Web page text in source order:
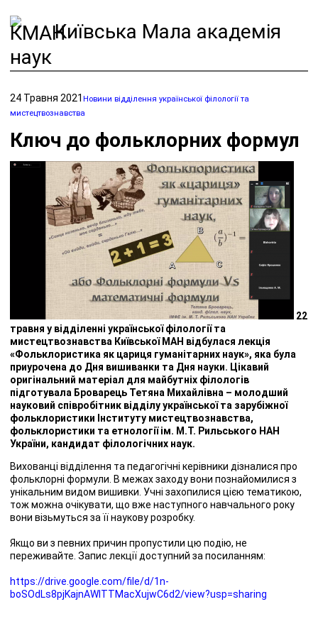
Київська Мала академія
наук
24 Травня 2021 Новини відділення української філології та
мистецтвознавства
Ключ до фольклорних формул
22
травня у відділенні української філології та
мистецтвознавства Київської МАН відбулася лекція
«Фольклористика як цариця гуманітарних наук», яка була
приурочена до Дня вишиванки та Дня науки. Цікавий
оригінальний матеріал для майбутніх філологів
підготувала Броварець Тетяна Михайлівна – молодший
науковий співробітник відділу української та зарубіжної
фольклористики Інституту мистецтвознавства,
фольклористики та етнології ім. М.Т. Рильського НАН
України, кандидат філологічних наук.
Вихованці відділення та педагогічні керівники дізналися про
фольклорні формули. В межах заходу вони познайомилися з
унікальним видом вишивки. Учні захопилися цією тематикою,
тож можна очікувати, що вже наступного навчального року
вони візьмуться за її наукову розробку.
Якщо ви з певних причин пропустили цю подію, не
переживайте. Запис лекції доступний за посиланням:
https://drive.google.com/file/d/1n-
boSOdLs8pjKajnAWITTMacXujwC6d2/view?usp=sharing